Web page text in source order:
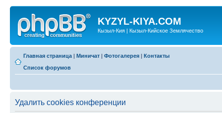
KYZYL-KIYA.COM
Кызыл-Кия | Кызыл-Кийское Землячество
Главная страница | Миничат | Фотогалерея | Контакты
Список форумов
Удалить cookies конференции